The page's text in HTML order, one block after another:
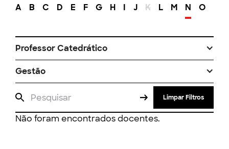
A B C D E F G H I J K L M N O
Professor Catedrático
Gestão
Limpar Filtros
Não foram encontrados docentes.